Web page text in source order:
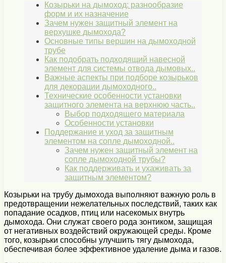
Козырьки на дымоход: разнообразие
форм и их назначение
Зачем нужен защитный элемент на
верхушке дымохода?
Основные типы вершин на дымоходной
трубе
Как подобрать подходящий навесной
элемент для системы отвода дымовых..
Важные аспекты при подборе козырьков
для декорации дымоходного..
Технические особенности установки
защитного элемента на верхнюю часть..
Выбор подходящего материала
Особенности установки
Поддержание и уход за защитным
элементом на сопле дымоходной..
Зачем нужен защитный элемент на
сопле дымоходной трубы?
Как поддерживать и ухаживать за
защитным элементом?
Козырьки на трубу дымохода выполняют важную роль в
предотвращении нежелательных последствий, таких как
попадание осадков, птиц или насекомых внутрь
дымохода. Они служат своего рода зонтиком, защищая
от негативных воздействий окружающей среды. Кроме
того, козырьки способны улучшить тягу дымохода,
обеспечивая более эффективное удаление дыма и газов.